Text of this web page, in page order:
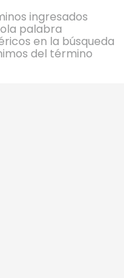
ingresados
palabra
en la búsqueda
del término